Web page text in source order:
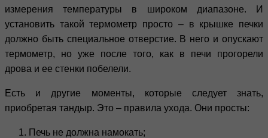
измерения температуры в широком диапазоне. И
установить такой термометр просто – в крышке печки
должно быть специальное отверстие. В него и опускают
термометр, но уже после того, как в печи прогорели
дрова и ее стенки побелели.
Есть и другие моменты, которые следует знать,
приобретая тандыр. Это – правила ухода. Они просты:
Печь не должна намокать;